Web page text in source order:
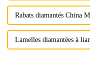
Rabats diamantés China
Lamelles diamantées à